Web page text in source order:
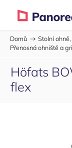
Domů / Stolní
Přenosná ohniště a
Höfats
flex